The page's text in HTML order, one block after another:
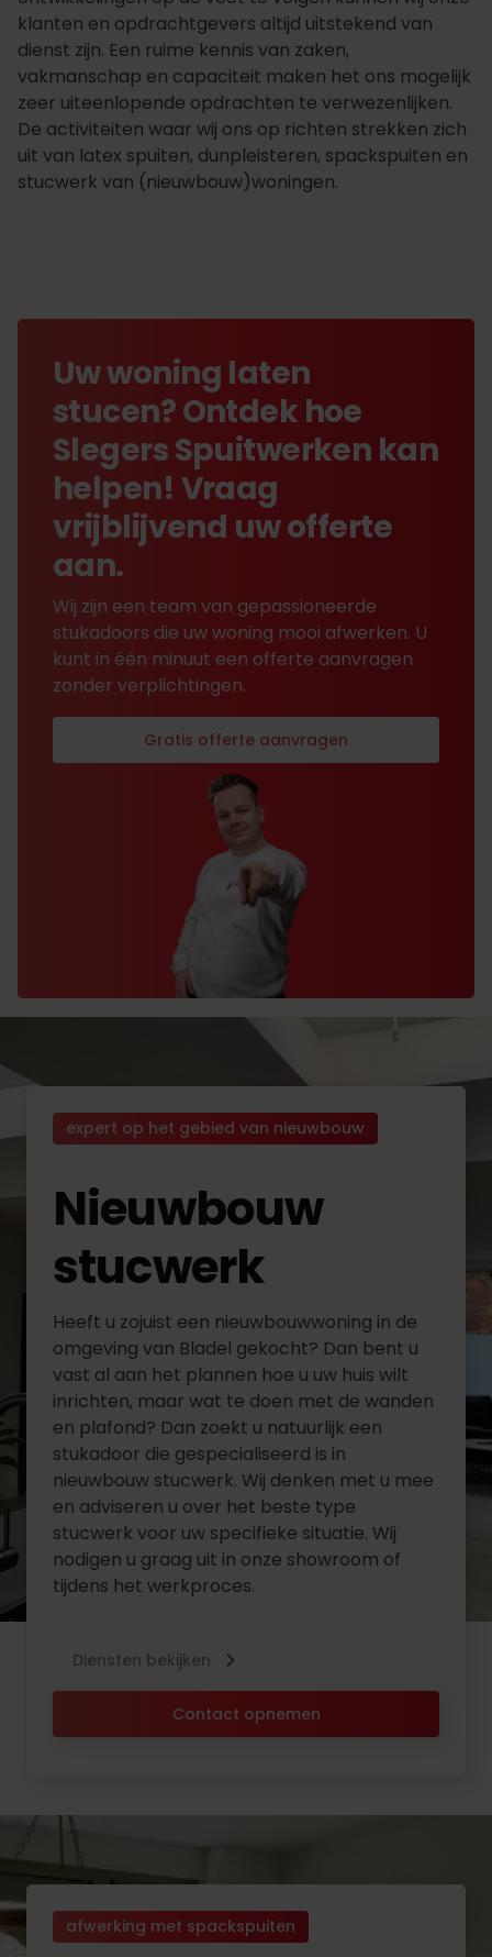
klanten en opdrachtgevers altijd uitstekend van
dienst zijn. Een ruime kennis van zaken,
vakmanschap en capaciteit maken het ons mogelijk
zeer uiteenlopende opdrachten te verwezenlijken.
De activiteiten waar wij ons op richten strekken zich
uit van latex spuiten, dunpleisteren, spackspuiten en
stucwerk van (nieuwbouw)woningen.
Uw woning laten
stucen? Ontdek hoe
Slegers Spuitwerken kan
helpen! Vraag
vrijblijvend uw offerte
aan.
Wij zijn een team van gepassioneerde
stukadoors die uw woning mooi afwerken. U
kunt in één minuut een offerte aanvragen
zonder verplichtingen.
Gratis offerte aanvragen
expert op het gebied van nieuwbouw
Nieuwbouw
stucwerk
Heeft u zojuist een nieuwbouwwoning in de
omgeving van Bladel gekocht? Dan bent u
vast al aan het plannen hoe u uw huis wilt
inrichten, maar wat te doen met de wanden
en plafond? Dan zoekt u natuurlijk een
stukadoor die gespecialiseerd is in
nieuwbouw stucwerk. Wij denken met u mee
en adviseren u over het beste type
stucwerk voor uw specifieke situatie. Wij
nodigen u graag uit in onze showroom of
tijdens het werkproces.
Contact opnemen
Diensten bekijken
afwerking met spackspuiten